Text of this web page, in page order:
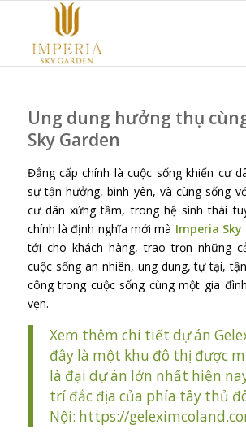
Ung dung hưởng thụ
Sky Garden
Đẳng cấp chính là cuộc sống khiến cư
sự tận hưởng, bình yên, và cùng sống
cư dân xứng tầm, trong hệ sinh thái
chính là định nghĩa mới mà Imperia Sky
tới cho khách hàng, trao trọn những
cuộc sống an nhiên, ung dung, tự tại,
công trong cuộc sống cùng một gia
vẹn.
Xem thêm chi tiết dự án
đây là một khu đô thị được
là đại dự án lớn nhất hiện
trí đắc địa của phía tây thủ
Nội: https://